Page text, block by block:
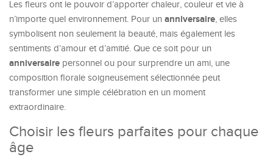
Les fleurs ont le pouvoir d’apporter chaleur, couleur et vie à
n’importe quel environnement. Pour un anniversaire, elles
symbolisent non seulement la beauté, mais également les
sentiments d’amour et d’amitié. Que ce soit pour un
anniversaire personnel ou pour surprendre un ami, une
composition florale soigneusement sélectionnée peut
transformer une simple célébration en un moment
extraordinaire.
Choisir les fleurs parfaites pour chaque
âge